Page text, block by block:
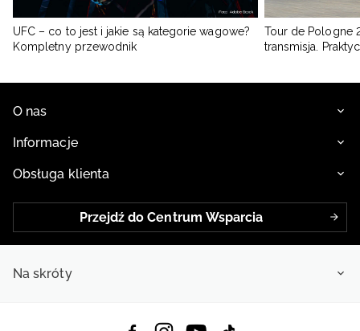
UFC – co to jest i jakie są kategorie wagowe?
Kompletny przewodnik
Tour de Pologne
transmisja.
O nas
Informacje
Obsługa klienta
Przejdź do Centrum Wsparcia
Na skróty